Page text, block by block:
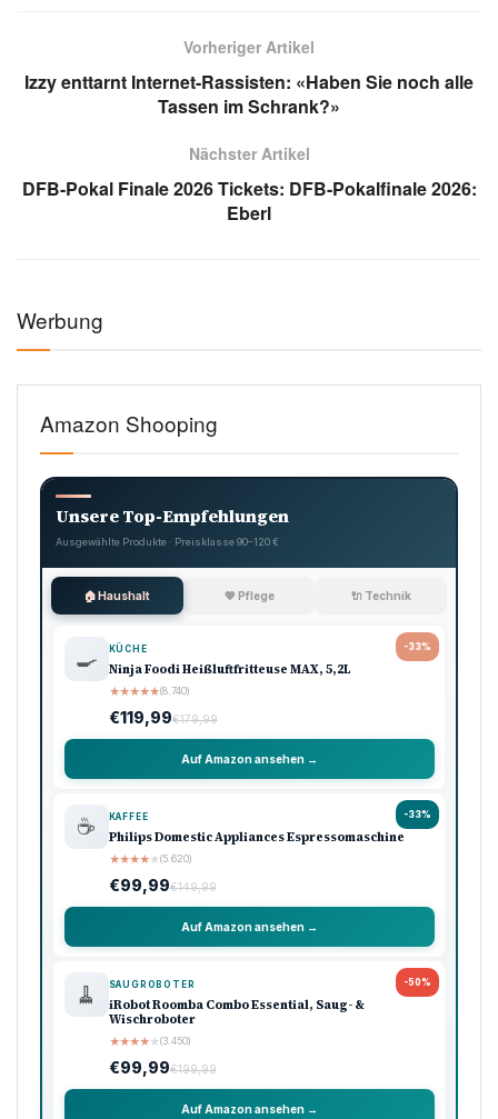
Vorheriger Artikel
Izzy enttarnt Internet-Rassisten: «Haben Sie noch alle
Tassen im Schrank?»
Nächster Artikel
DFB-Pokal Finale 2026 Tickets: DFB-Pokalfinale 2026:
Eberl
Werbung
Amazon Shooping
Unsere Top-Empfehlungen
Ausgewählte Produkte · Preisklasse 90–120 €
🏠 Haushalt 💖 Pflege 🔌 Technik
-33%
🍳 KÜCHE
Ninja Foodi Heißluftfritteuse MAX, 5,2L
★★★★★(8.740)
€119,99€179,99
Auf Amazon ansehen →
-33%
☕ KAFFEE
Philips Domestic Appliances Espressomaschine
★★★★★(5.620)
€99,99€149,99
Auf Amazon ansehen →
-50%
🧹 SAUGROBOTER
iRobot Roomba Combo Essential, Saug- &
Wischroboter
★★★★★(3.450)
€99,99€199,99
Auf Amazon ansehen →